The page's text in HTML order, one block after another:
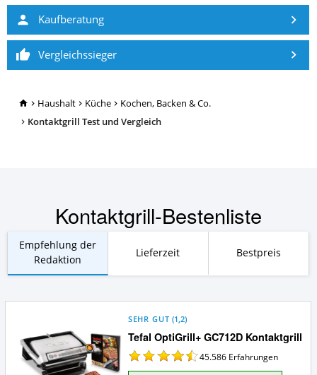
TopRatgeber24.de
Haushalt Küche
Kochen, Backen & Co.
Kontaktgrill Test und Vergleich
Kaufberatung
Vergleichssieger
Kontaktgrill-Bestenliste
Empfehlung der
Redaktion
Lieferzeit Bestpreis
Tefal OptiGrill+ GC712D Kontaktgrill
SEHR GUT (1,2)
45.586 Erfahrungen